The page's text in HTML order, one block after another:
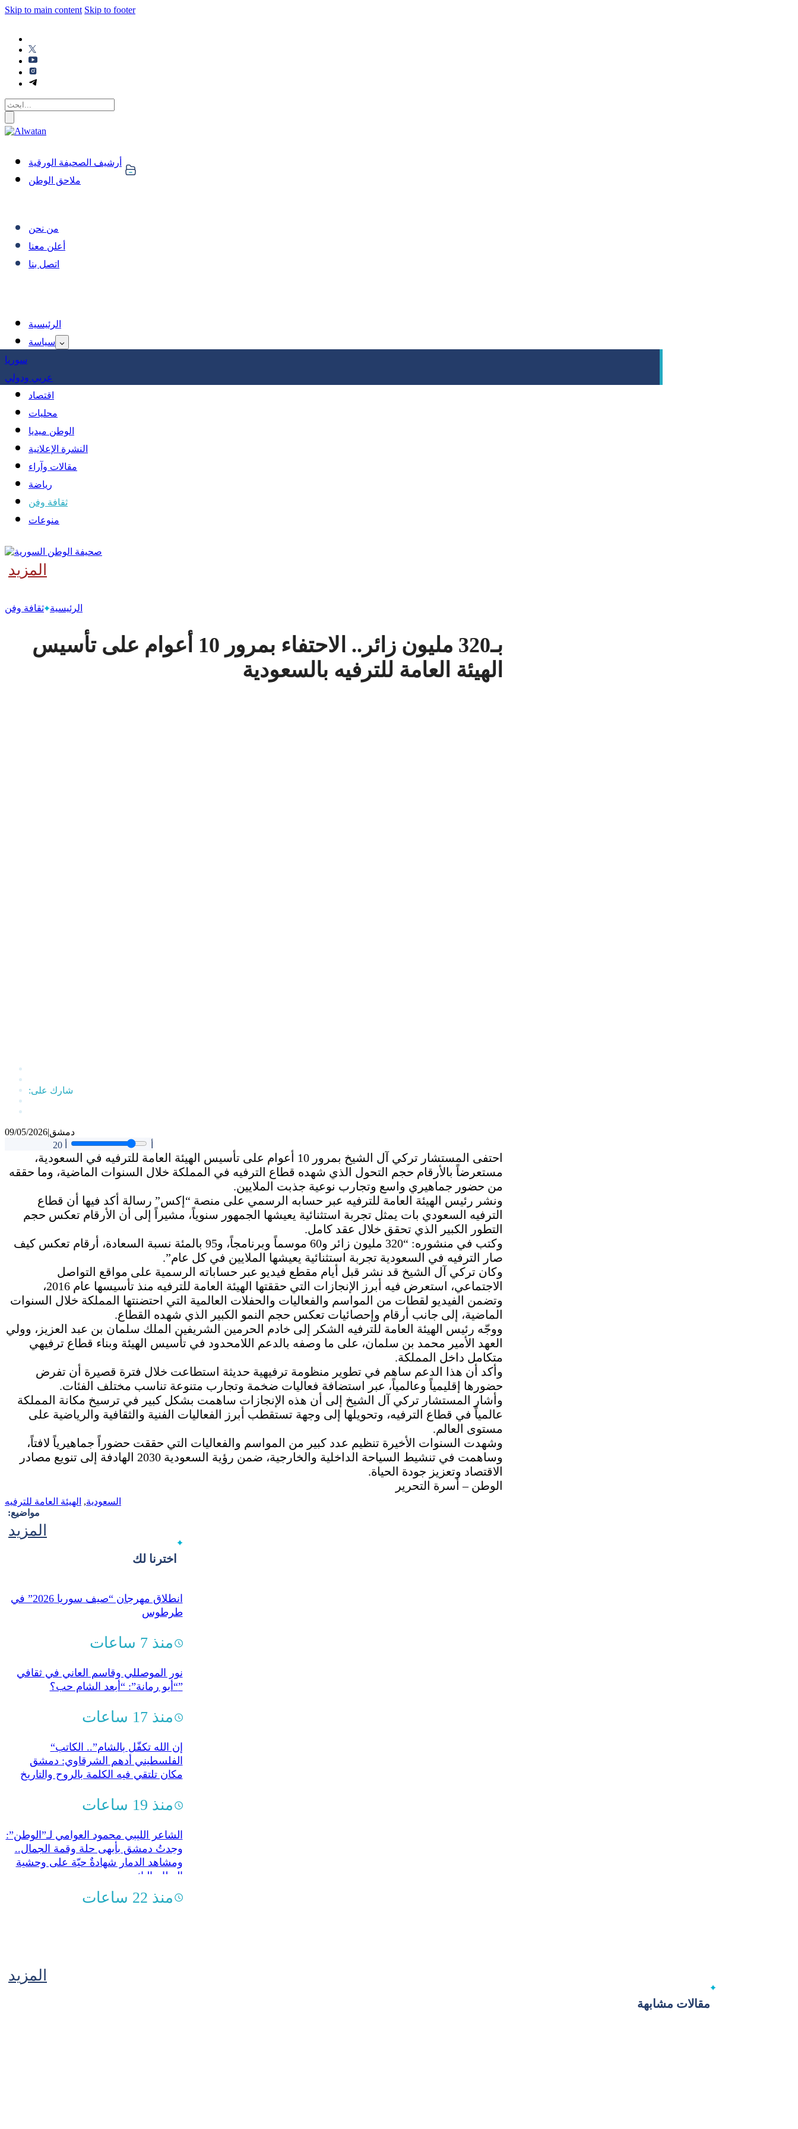
Skip to main content Skip to footer
أرشيف الصحيفة الورقية
ملاحق الوطن
من نحن
أعلن معنا
اتصل بنا
الرئيسية
سياسة
سوريا
عربي ودولي
اقتصاد
محليات
الوطن ميديا
النشرة الإعلانية
مقالات وآراء
رياضة
ثقافة وفن
منوعات
المزيد
الأخبار:‬
الرئيسية ثقافة وفن
بـ320 مليون زائر.. الاحتفاء بمرور 10 أعوام على تأسيس
الهيئة العامة للترفيه بالسعودية
09/05/2026|دمشق
20
احتفى المستشار تركي آل الشيخ بمرور 10 أعوام على تأسيس الهيئة العامة للترفيه في السعودية،
مستعرضاً بالأرقام حجم التحول الذي شهده قطاع الترفيه في المملكة خلال السنوات الماضية، وما حققه
من حضور جماهيري واسع وتجارب نوعية جذبت الملايين.
ونشر رئيس الهيئة العامة للترفيه عبر حسابه الرسمي على منصة “إكس” رسالة أكد فيها أن قطاع
الترفيه السعودي بات يمثل تجربة استثنائية يعيشها الجمهور سنوياً، مشيراً إلى أن الأرقام تعكس حجم
التطور الكبير الذي تحقق خلال عقد كامل.
وكتب في منشوره: “320 مليون زائر و60 موسماً وبرنامجاً، و95 بالمئة نسبة السعادة، أرقام تعكس كيف
صار الترفيه في السعودية تجربة استثنائية يعيشها الملايين في كل عام”.
وكان تركي آل الشيخ قد نشر قبل أيام مقطع فيديو عبر حساباته الرسمية على مواقع التواصل
الاجتماعي، استعرض فيه أبرز الإنجازات التي حققتها الهيئة العامة للترفيه منذ تأسيسها عام 2016،
وتضمن الفيديو لقطات من المواسم والفعاليات والحفلات العالمية التي احتضنتها المملكة خلال السنوات
الماضية، إلى جانب أرقام وإحصائيات تعكس حجم النمو الكبير الذي شهده القطاع.
ووجّه رئيس الهيئة العامة للترفيه الشكر إلى خادم الحرمين الشريفين الملك سلمان بن عبد العزيز، وولي
العهد الأمير محمد بن سلمان، على ما وصفه بالدعم اللامحدود في تأسيس الهيئة وبناء قطاع ترفيهي
متكامل داخل المملكة.
وأكد أن هذا الدعم ساهم في تطوير منظومة ترفيهية حديثة استطاعت خلال فترة قصيرة أن تفرض
حضورها إقليمياً وعالمياً، عبر استضافة فعاليات ضخمة وتجارب متنوعة تناسب مختلف الفئات.
وأشار المستشار تركي آل الشيخ إلى أن هذه الإنجازات ساهمت بشكل كبير في ترسيخ مكانة المملكة
عالمياً في قطاع الترفيه، وتحويلها إلى وجهة تستقطب أبرز الفعاليات الفنية والثقافية والرياضية على
مستوى العالم.
وشهدت السنوات الأخيرة تنظيم عدد كبير من المواسم والفعاليات التي حققت حضوراً جماهيرياً لافتاً،
وساهمت في تنشيط السياحة الداخلية والخارجية، ضمن رؤية السعودية 2030 الهادفة إلى تنويع مصادر
الاقتصاد وتعزيز جودة الحياة.
الوطن – أسرة التحرير
السعودية, الهيئة العامة للترفيه
مواضيع:
المزيد
اخترنا لك
انطلاق مهرجان “صيف سوريا 2026” في
طرطوس
منذ 7 ساعات
نور الموصللي وقاسم العاني في ثقافي
“أبو رمانة”: “أبعد الشام حب؟”
منذ 17 ساعات
“إن الله تكفّل بالشام”.. الكاتب
الفلسطيني أدهم الشرقاوي: دمشق
مكان تلتقي فيه الكلمة بالروح والتاريخ
منذ 19 ساعات
الشاعر الليبي محمود العوامي لـ”الوطن”:
وجدتُ دمشق بأبهى حلة وقمة الجمال..
ومشاهد الدمار شهادةٌ حيّة على وحشية
النظام البائد
منذ 22 ساعات
المزيد
مقالات مشابهة